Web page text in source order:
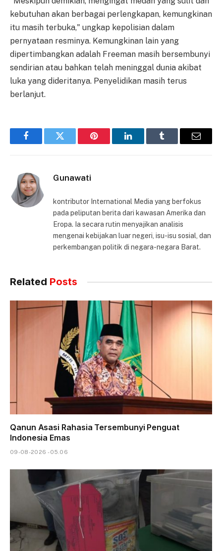
kebutuhan akan berbagai perlengkapan, kemungkinan
itu masih terbuka," ungkap kepolisian dalam
pernyataan resminya. Kemungkinan lain yang
dipertimbangkan adalah Freeman masih bersembunyi
sendirian atau bahkan telah meninggal dunia akibat
luka yang dideritanya. Penyelidikan masih terus
berlanjut.
FacebookTwitter Pinterest LinkedInTumblr Email
Gunawati
kontributor International Media yang berfokus
pada peliputan berita dari kawasan Amerika dan
Eropa. Ia secara rutin menyajikan analisis
mengenai kebijakan luar negeri, isu-isu sosial, dan
perkembangan politik di negara-negara Barat.
Related Posts
Qanun Asasi Rahasia Tersembunyi Penguat
Indonesia Emas
09-08-2026 - 05.06